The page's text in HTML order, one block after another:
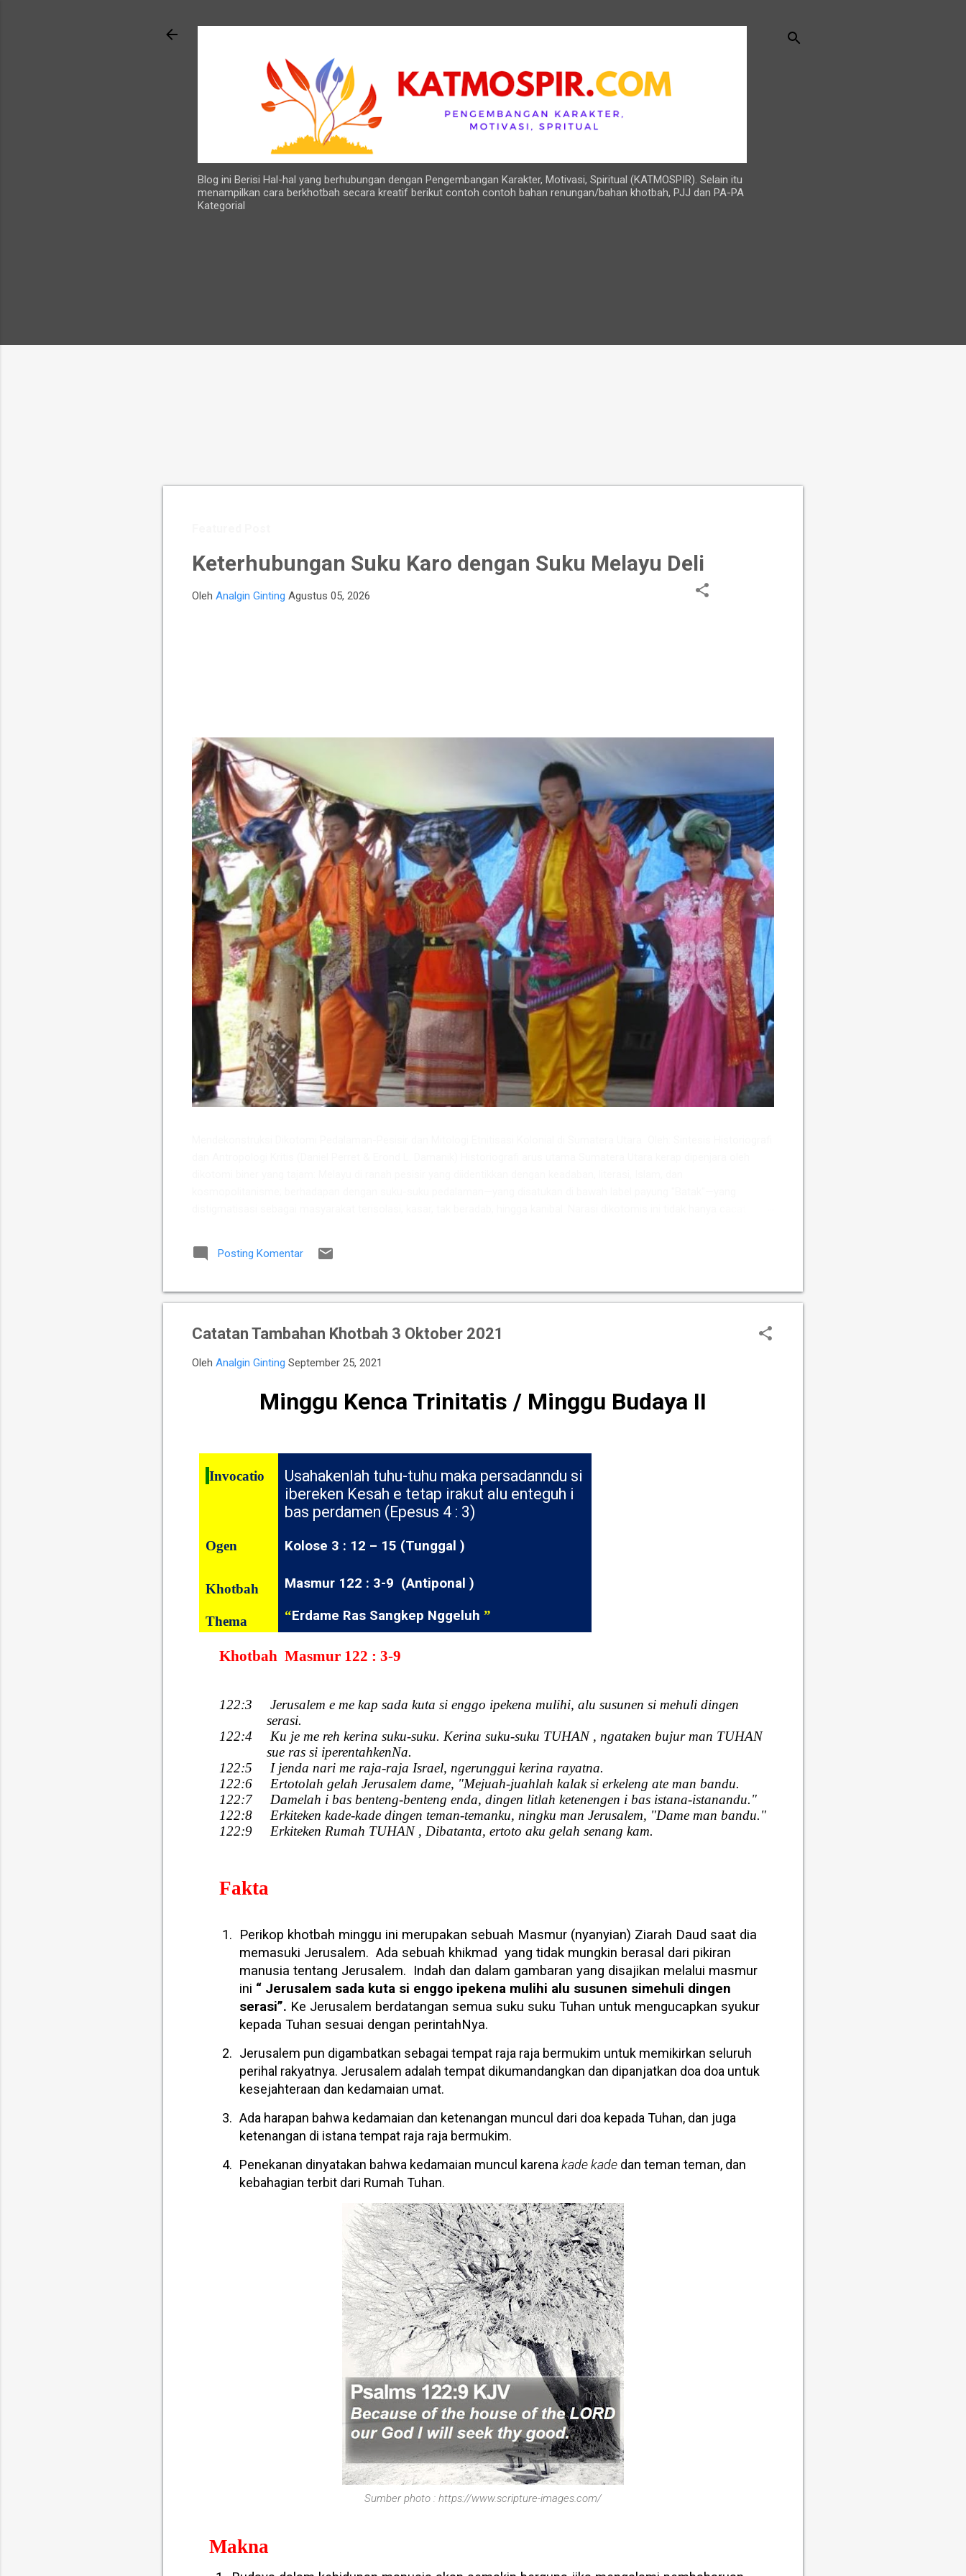
Blog ini Berisi Hal-hal yang berhubungan dengan Pengembangan Karakter, Motivasi, Spiritual (KATMOSPIR). Selain itu
menampilkan cara berkhotbah secara kreatif berikut contoh contoh bahan renungan/bahan khotbah, PJJ dan PA-PA
Kategorial
Keterhubungan Suku Karo dengan Suku Melayu Deli
Oleh Analgin Ginting Agustus 05, 2026
yang harmonis di kawasan Sumatera Timur Laut prakolonial. ​Melalui sintesis pemikiran ahli sejarah Perancis, Daniel Perret,
dan antropolog Universitas Negeri Medan, Prof. Erond L. Damanik, artikel ini mengurai fakta bahwa keterpisahan kultural dan
Posting Komentar
Catatan Tambahan Khotbah 3 Oktober 2021
Oleh Analgin Ginting September 25, 2021
Minggu Kenca Trinitatis / Minggu Budaya II
Invocatio
Usahakenlah tuhu-tuhu maka persadanndu si
ibereken Kesah e tetap irakut alu enteguh i
bas perdamen (Epesus 4 : 3)
Ogen Kolose 3 : 12 – 15 (Tunggal )
Khotbah Masmur 122 : 3-9 (Antiponal )
Thema “Erdame Ras Sangkep Nggeluh”
Khotbah Masmur 122 : 3-9
122:3
Jerusalem e me kap sada kuta si enggo ipekena mulihi, alu susunen si mehuli dingen
serasi.
122:4
Ku je me reh kerina suku-suku. Kerina suku-suku TUHAN , ngataken bujur man TUHAN
sue ras si iperentahkenNa.
122:5
I jenda nari me raja-raja Israel, ngerunggui kerina rayatna.
122:6
Ertotolah gelah Jerusalem dame, "Mejuah-juahlah kalak si erkeleng ate man bandu.
122:7
Damelah i bas benteng-benteng enda, dingen litlah ketenengen i bas istana-istanandu."
122:8
Erkiteken kade-kade dingen teman-temanku, ningku man Jerusalem, "Dame man bandu."
122:9
Erkiteken Rumah TUHAN , Dibatanta, ertoto aku gelah senang kam.
Fakta
1.
Perikop khotbah minggu ini merupakan sebuah Masmur (nyanyian) Ziarah Daud saat dia
memasuki Jerusalem. Ada sebuah khikmad yang tidak mungkin berasal dari pikiran
manusia tentang Jerusalem. Indah dan dalam gambaran yang disajikan melalui masmur
ini “ Jerusalem sada kuta si enggo ipekena mulihi alu susunen simehuli dingen
serasi”. Ke Jerusalem berdatangan semua suku suku Tuhan untuk mengucapkan syukur
kepada Tuhan sesuai dengan perintahNya.
2. Jerusalem pun digambatkan sebagai tempat raja raja bermukim untuk memikirkan seluruh
perihal rakyatnya. Jerusalem adalah tempat dikumandangkan dan dipanjatkan doa doa untuk
kesejahteraan dan kedamaian umat.
3. Ada harapan bahwa kedamaian dan ketenangan muncul dari doa kepada Tuhan, dan juga
ketenangan di istana tempat raja raja bermukim.
4. Penekanan dinyatakan bahwa kedamaian muncul karenakade kade dan teman teman, dan
kebahagian terbit dari Rumah Tuhan.
Sumber photo : https://www.scripture-images.com/
Makna